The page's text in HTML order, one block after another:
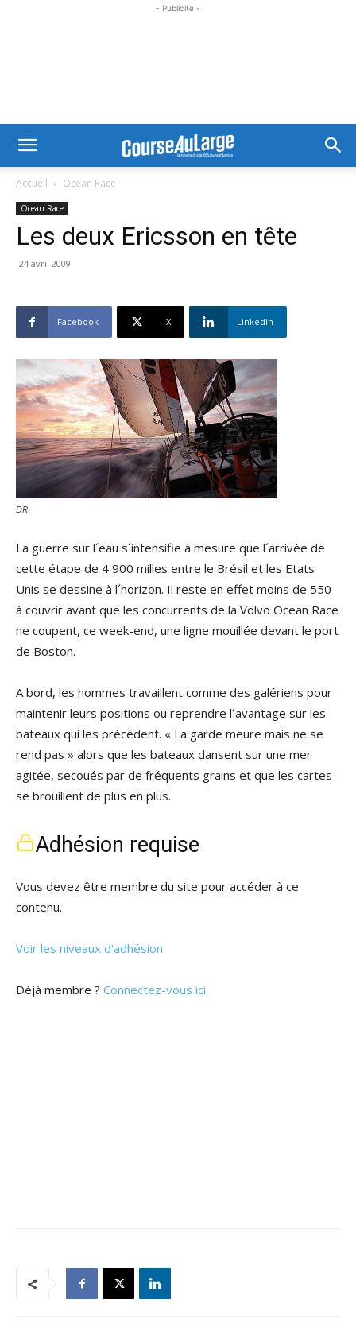
- Publicité -
Accueil Ocean Race
Ocean Race
Les deux Ericsson en tête
24 avril 2009
Facebook X Linkedin
DR
La guerre sur l´eau s´intensifie à mesure que l´arrivée de
cette étape de 4 900 milles entre le Brésil et les Etats
Unis se dessine à l´horizon. Il reste en effet moins de 550
à couvrir avant que les concurrents de la Volvo Ocean Race
ne coupent, ce week-end, une ligne mouillée devant le port
de Boston.
A bord, les hommes travaillent comme des galériens pour
maintenir leurs positions ou reprendre l´avantage sur les
bateaux qui les précèdent. « La garde meure mais ne se
rend pas » alors que les bateaux dansent sur une mer
agitée, secoués par de fréquents grains et que les cartes
se brouillent de plus en plus.
Adhésion requise
Vous devez être membre du site pour accéder à ce
contenu.
Voir les niveaux d’adhésion
Déjà membre ? Connectez-vous ici